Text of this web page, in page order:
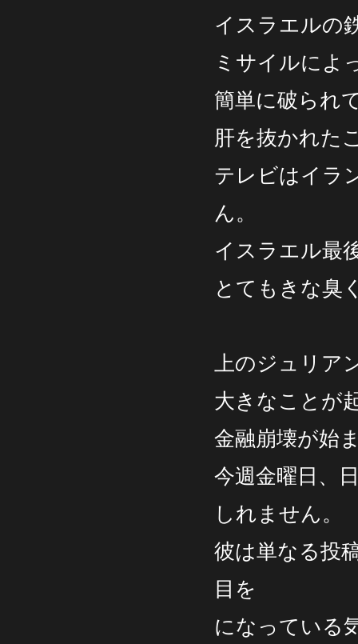
イスラエルの
ミサイルによ
簡単に破られ
肝を抜かれた
テレビはイラ
ん。
イスラエル最
とてもきな臭
上のジュリア
大きなことが
金融崩壊が始
今週金曜日、
しれません。
彼は単なる投
目を
になっている